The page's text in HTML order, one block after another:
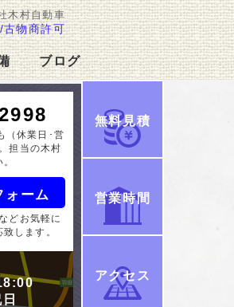
木村自動車
古物商許可
ブログ
無料見積
営業時間
アクセス
（休業日･営
担当の木村
ォーム
どお気軽に
します。